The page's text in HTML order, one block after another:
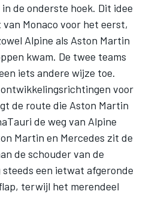
de onderste hoek. Dit idee
Monaco voor het eerst,
Alpine als Aston Martin
kwam. De twee teams
iets andere wijze toe.
voor
de route die Aston Martin
de weg van Alpine
Martin en Mercedes zit de
de schouder van de
een ietwat afgeronde
terwijl het merendeel